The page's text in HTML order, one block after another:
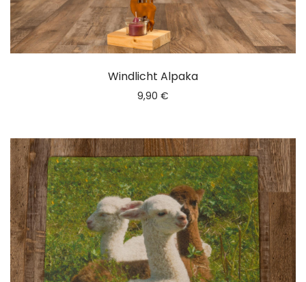
Windlicht Alpaka
9,90 €